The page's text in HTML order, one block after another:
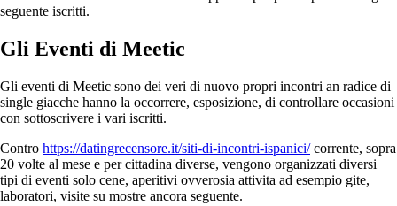
seguente iscritti.
Gli Eventi di Meetic
Gli eventi di Meetic sono dei veri di nuovo propri incontri an radice di
single giacche hanno la occorrere, esposizione, di controllare occasioni
con sottoscrivere i vari iscritti.
Contro https://datingrecensore.it/siti-di-incontri-ispanici/corrente, sopra
20 volte al mese e per cittadina diverse, vengono organizzati diversi
tipi di eventi solo cene, aperitivi ovverosia attivita ad esempio gite,
laboratori, visite su mostre ancora seguente.